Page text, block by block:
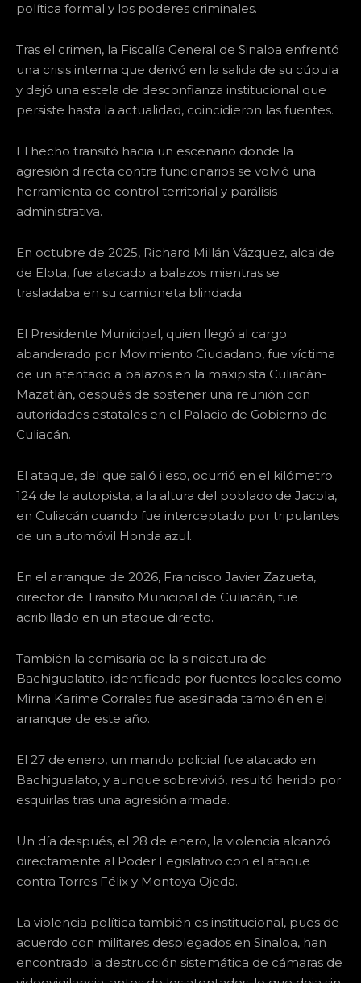
política formal y los poderes criminales.
Tras el crimen, la Fiscalía General de Sinaloa enfrentó
una crisis interna que derivó en la salida de su cúpula
y dejó una estela de desconfianza institucional que
persiste hasta la actualidad, coincidieron las fuentes.
El hecho transitó hacia un escenario donde la
agresión directa contra funcionarios se volvió una
herramienta de control territorial y parálisis
administrativa.
En octubre de 2025, Richard Millán Vázquez, alcalde
de Elota, fue atacado a balazos mientras se
trasladaba en su camioneta blindada.
El Presidente Municipal, quien llegó al cargo
abanderado por Movimiento Ciudadano, fue víctima
de un atentado a balazos en la maxipista Culiacán-
Mazatlán, después de sostener una reunión con
autoridades estatales en el Palacio de Gobierno de
Culiacán.
El ataque, del que salió ileso, ocurrió en el kilómetro
124 de la autopista, a la altura del poblado de Jacola,
en Culiacán cuando fue interceptado por tripulantes
de un automóvil Honda azul.
En el arranque de 2026, Francisco Javier Zazueta,
director de Tránsito Municipal de Culiacán, fue
acribillado en un ataque directo.
También la comisaria de la sindicatura de
Bachigualatito, identificada por fuentes locales como
Mirna Karime Corrales fue asesinada también en el
arranque de este año.
El 27 de enero, un mando policial fue atacado en
Bachigualato, y aunque sobrevivió, resultó herido por
esquirlas tras una agresión armada.
Un día después, el 28 de enero, la violencia alcanzó
directamente al Poder Legislativo con el ataque
contra Torres Félix y Montoya Ojeda.
La violencia política también es institucional, pues de
acuerdo con militares desplegados en Sinaloa, han
encontrado la destrucción sistemática de cámaras de